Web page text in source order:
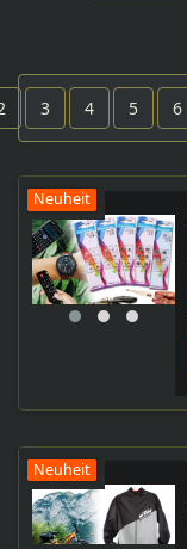
3 4 5 6
Neuheit
Neuheit